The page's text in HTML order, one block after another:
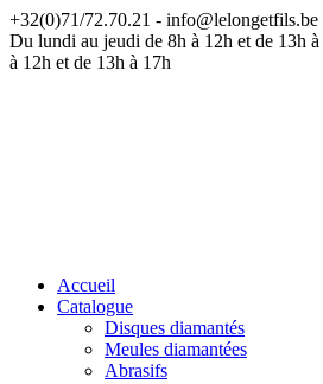
+32(0)71/72.70.21 - info@lelongetfils.be
Du lundi au jeudi de 8h à 12h et de 13h
à 12h et de 13h à 17h
Accueil
Catalogue
Disques diamantés
Meules diamantées
Abrasifs
ATTENTION — Nos bureaux sont